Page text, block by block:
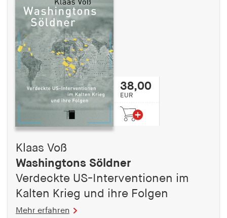
38,00
EUR
Klaas Voß
Washingtons Söldner
Verdeckte US-Interventionen im
Kalten Krieg und ihre Folgen
Mehr erfahren